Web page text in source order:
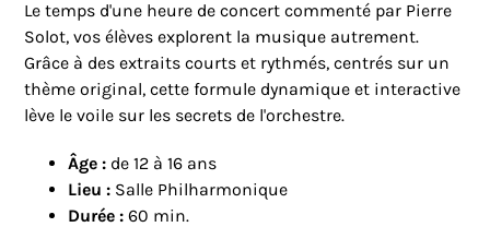
Le temps d'une heure de concert commenté par Pierre
Solot, vos élèves explorent la musique autrement.
Grâce à des extraits courts et rythmés, centrés sur un
thème original, cette formule dynamique et interactive
lève le voile sur les secrets de l'orchestre.
Âge : de 12 à 16 ans
Lieu : Salle Philharmonique
Durée :60 min.